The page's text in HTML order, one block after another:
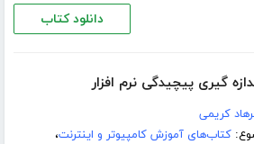
دانلود کتاب
گیری پیچیدگی نرم افزار
کریمی
کتاب‌های آموزش کامپیوتر و اینترنت،